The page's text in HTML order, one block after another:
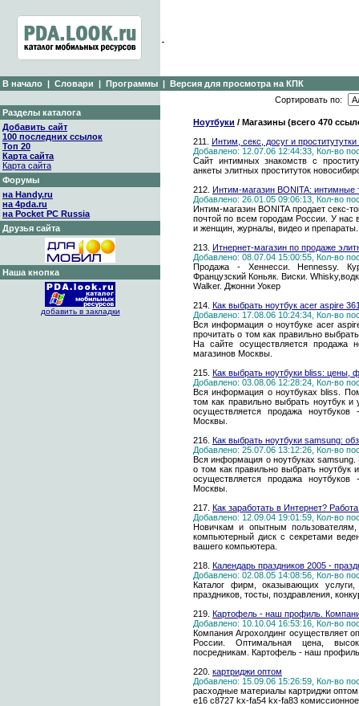
В начало | Словари | Программы | Версия для просмотра на КПК
Разделы каталога
Добавить сайт
100 последних ссылок
Топ 20
Карта сайта
Карта сайта
Форумы
на Handy.ru
на 4pda.ru
на Pocket PC Russia
Друзья сайта
Наша кнопка
добавить в закладки
Сортировать по:
Ноутбуки / Магазины (всего 470
211. Интим, секс, досуг и
Добавлено: 12.07.06 12:44:33, Кол-во
Сайт интимных знакомств с
анкеты элитных проституток
212. Интим-магазин BONITA: интимные
Добавлено: 26.01.05 09:06:13, Кол-во
Интим-магазин BONITA продает секс-
почтой по всем городам России. У нас
и женщин, журналы, видео и
213. Итнернет-магазин по продаже
Добавлено: 08.07.04 15:00:55, Кол-во
Продажа - Хеннесси. Hennessy.
Французский Коньяк. Виски.
Walker. Джонни Уокер
214. Как выбрать ноутбук acer aspire
Добавлено: 17.08.06 10:24:34, Кол-во
Вся информация о ноутбуке acer
прочитать о том как правильно
На сайте осуществляется продажа
магазинов Москвы.
215. Как выбрать ноутбуки bliss: цены,
Добавлено: 03.08.06 12:28:24, Кол-во
Вся информация о ноутбуках bliss.
том как правильно выбрать ноутбук
осуществляется продажа
Москвы.
216. Как выбрать ноутбуки samsung:
Добавлено: 25.07.06 13:12:26, Кол-во
Вся информация о ноутбуках
о том как правильно выбрать ноутбук
осуществляется продажа
Москвы.
217. Как заработать в Интернет?
Добавлено: 12.09.04 19:01:59, Кол-во
Новичкам и опытным
компьютерный диск с секретами
вашего компьютера.
218. Календарь праздников 2005 -
Добавлено: 02.08.05 14:08:56, Кол-во
Каталог фирм, оказывающих
праздников, тосты, поздравления,
219. Картофель - наш профиль.
Добавлено: 10.10.04 16:53:16, Кол-во
Компания Агрохолдинг осуществляет
России. Оптимальная цена,
посредникам. Картофель - наш
220. картриджи оптом
Добавлено: 15.09.06 15:26:59, Кол-во
расходные материалы картриджи
e16 c8727 kx-fa54 kx-fa83